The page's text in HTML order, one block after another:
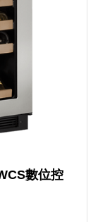
數位控